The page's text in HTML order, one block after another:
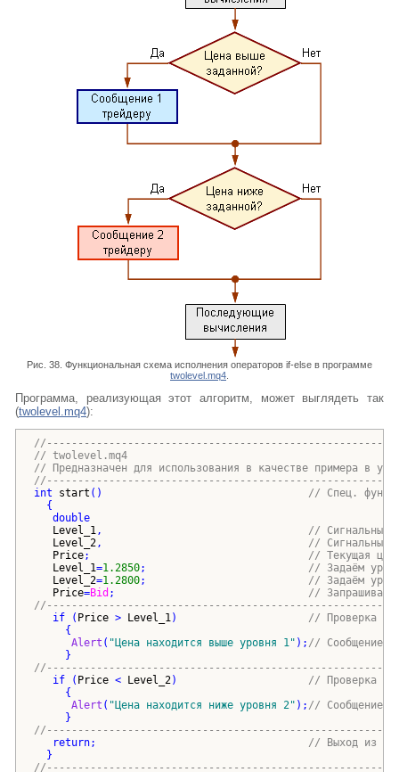
Рис. 38. Функциональная схема исполнения операторов if-else в программе
twolevel.mq4
Программа, реализующая этот алгоритм, может выглядеть так
(twolevel.mq4):
// twolevel.mq4
// Предназначен для использования в качестве примера в
int
start ()
// Спец.
{
double
Level_1, // Сигнальный
Level_2, // Сигнальный
Price; // Текущая
Level_1=1.2850; // Задаём
Level_2=1.2800; // Задаём
Price=Bid ; // Запрашиваем
if
( Price > Level_1)
// Проверка
{
Alert ( "Цена находится выше уровня 1" ) ; // Сообщение
}
if
( Price < Level_2)
// Проверка
{
Alert ( "Цена находится ниже уровня 2" ) ; // Сообщение
}
return; // Выход из
}